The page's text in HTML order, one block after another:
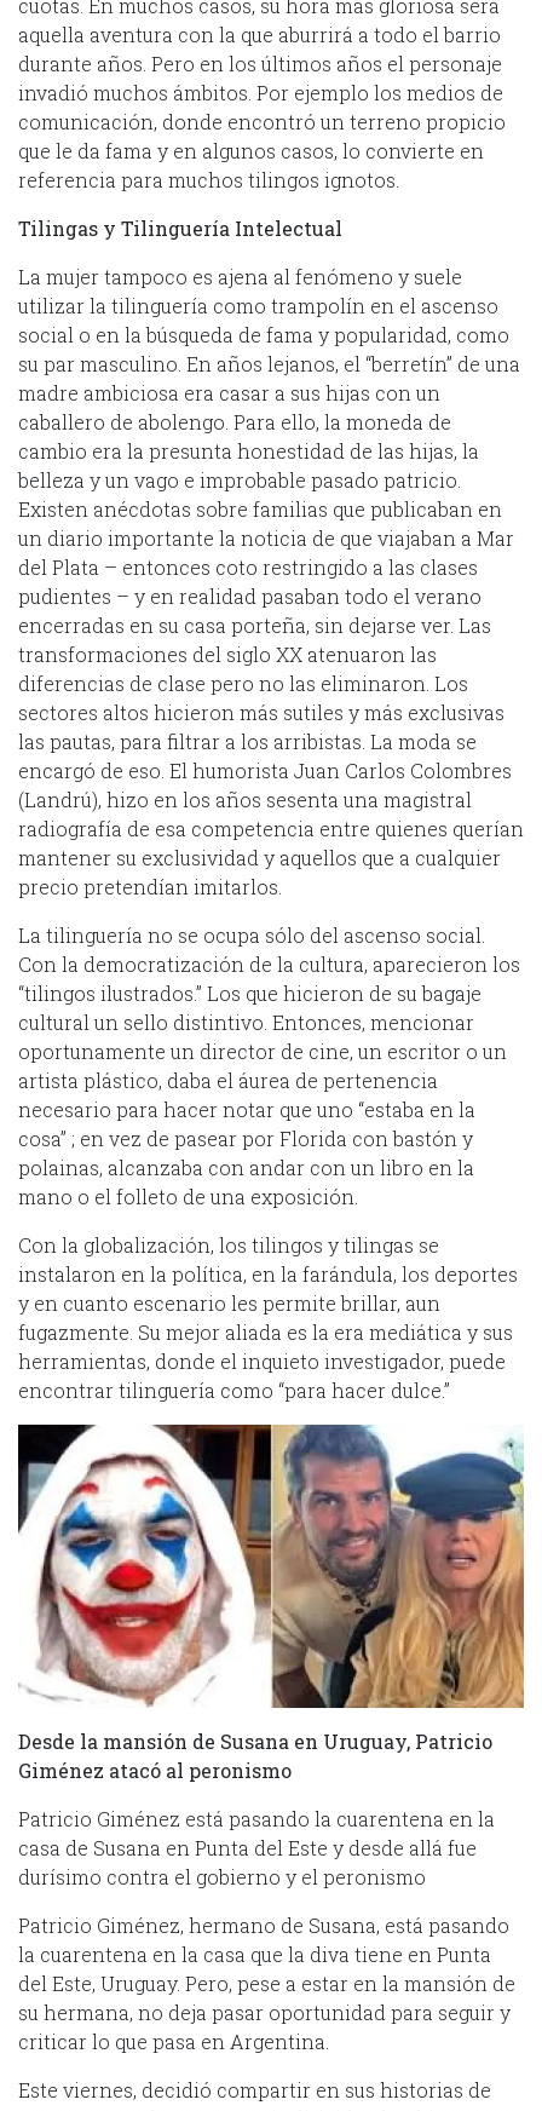
cuotas. En muchos casos, su hora más gloriosa será
aquella aventura con la que aburrirá a todo el barrio
durante años. Pero en los últimos años el personaje
invadió muchos ámbitos. Por ejemplo los medios de
comunicación, donde encontró un terreno propicio
que le da fama y en algunos casos, lo convierte en
referencia para muchos tilingos ignotos.
Tilingas y Tilinguería Intelectual
La mujer tampoco es ajena al fenómeno y suele
utilizar la tilinguería como trampolín en el ascenso
social o en la búsqueda de fama y popularidad, como
su par masculino. En años lejanos, el “berretín” de una
madre ambiciosa era casar a sus hijas con un
caballero de abolengo. Para ello, la moneda de
cambio era la presunta honestidad de las hijas, la
belleza y un vago e improbable pasado patricio.
Existen anécdotas sobre familias que publicaban en
un diario importante la noticia de que viajaban a Mar
del Plata – entonces coto restringido a las clases
pudientes – y en realidad pasaban todo el verano
encerradas en su casa porteña, sin dejarse ver. Las
transformaciones del siglo XX atenuaron las
diferencias de clase pero no las eliminaron. Los
sectores altos hicieron más sutiles y más exclusivas
las pautas, para filtrar a los arribistas. La moda se
encargó de eso. El humorista Juan Carlos Colombres
(Landrú), hizo en los años sesenta una magistral
radiografía de esa competencia entre quienes querían
mantener su exclusividad y aquellos que a cualquier
precio pretendían imitarlos.
La tilinguería no se ocupa sólo del ascenso social.
Con la democratización de la cultura, aparecieron los
“tilingos ilustrados.” Los que hicieron de su bagaje
cultural un sello distintivo. Entonces, mencionar
oportunamente un director de cine, un escritor o un
artista plástico, daba el áurea de pertenencia
necesario para hacer notar que uno “estaba en la
cosa” ; en vez de pasear por Florida con bastón y
polainas, alcanzaba con andar con un libro en la
mano o el folleto de una exposición.
Con la globalización, los tilingos y tilingas se
instalaron en la política, en la farándula, los deportes
y en cuanto escenario les permite brillar, aun
fugazmente. Su mejor aliada es la era mediática y sus
herramientas, donde el inquieto investigador, puede
encontrar tilinguería como “para hacer dulce.”
Desde la mansión de Susana en Uruguay, Patricio
Giménez atacó al peronismo
Patricio Giménez está pasando la cuarentena en la
casa de Susana en Punta del Este y desde allá fue
durísimo contra el gobierno y el peronismo
Patricio Giménez, hermano de Susana, está pasando
la cuarentena en la casa que la diva tiene en Punta
del Este, Uruguay. Pero, pese a estar en la mansión de
su hermana, no deja pasar oportunidad para seguir y
criticar lo que pasa en Argentina.
Este viernes, decidió compartir en sus historias de